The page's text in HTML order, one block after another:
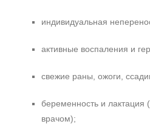
индивидуальная
активные воспаления и
свежие раны, ожоги,
беременность и лактация
врачом);